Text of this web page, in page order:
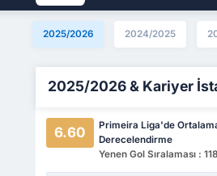
2025/2026 2024/2025
2025/2026 & Kariyer
6.60
Primeira Liga'de
Derecelendirme
Yenen Gol Sıralaması :